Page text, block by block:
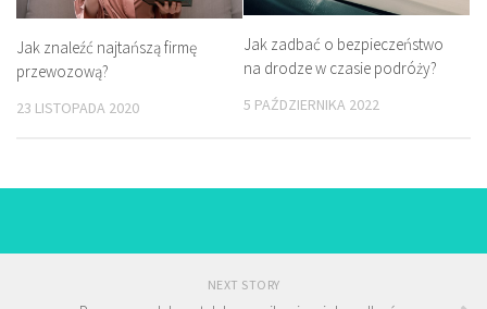
Jak znaleźć najtańszą firmę
przewozową?
23 LISTOPADA 2020
Jak zadbać o bezpieczeństwo
na drodze w czasie podróży?
5 PAŹDZIERNIKA 2022
NEXT STORY